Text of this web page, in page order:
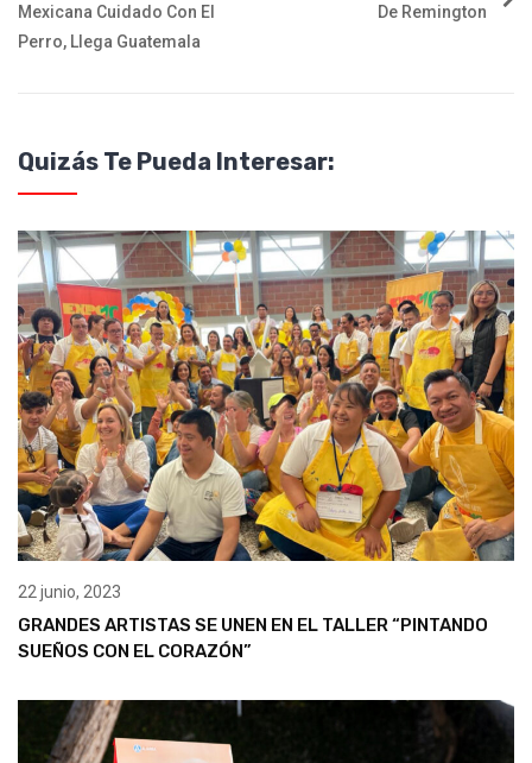
Mexicana Cuidado Con El
Perro, Llega Guatemala
De Remington
Quizás Te Pueda Interesar:
22 junio, 2023
GRANDES ARTISTAS SE UNEN EN EL TALLER “PINTANDO
SUEÑOS CON EL CORAZÓN”